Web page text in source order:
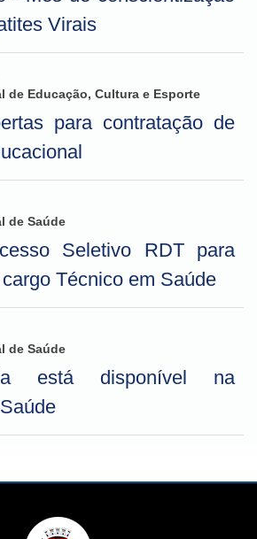
Virais
de Educação, Cultura e Esporte
para contratação de
de Saúde
Seletivo RDT para
Técnico em Saúde
de Saúde
está disponível na